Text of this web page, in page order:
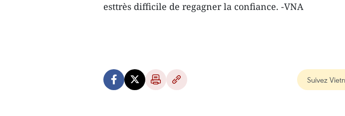
esttrès difficile de regagner la confiance. -VNA
Suivez